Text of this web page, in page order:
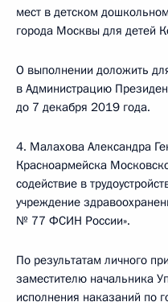
мест в детском
города Москвы для детей
О выполнении доложить
в Администрацию
до 7 декабря 2019 года.
4. Малахова Александра
Красноармейска
содействие в
учреждение
№ 77 ФСИН России».
По результатам личного
заместителю начальника
исполнения наказаний по